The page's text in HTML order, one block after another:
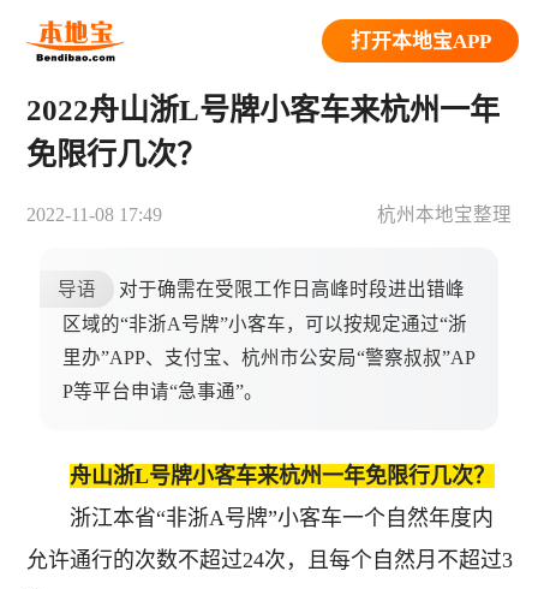
打开本地宝APP
2022舟山浙L号牌小客车来杭州一年
免限行几次？
2022-11-08 17:49 杭州本地宝整理
导语
对于确需在受限工作日高峰时段进出错峰
区域的“非浙A号牌”小客车，可以按规定通过“浙
里办”APP、支付宝、杭州市公安局“警察叔叔”AP
P等平台申请“急事通”。
舟山浙L号牌小客车来杭州一年免限行几次？
浙江本省“非浙A号牌”小客车一个自然年度内
允许通行的次数不超过24次，且每个自然月不超过3